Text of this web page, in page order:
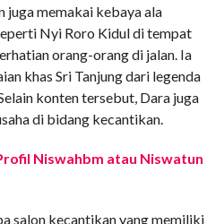
juga memakai kebaya ala
Nyi Roro Kidul di tempat
orang-orang di jalan. Ia
khas Sri Tanjung dari legenda
konten tersebut, Dara juga
di bidang kecantikan.
Niswahbm atau Niswatun
salon kecantikan yang memiliki